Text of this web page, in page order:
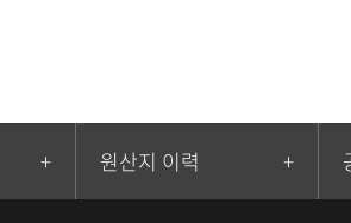
+ 원산지 이력 +